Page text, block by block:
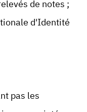
de notes ;
d'Identité
pas les